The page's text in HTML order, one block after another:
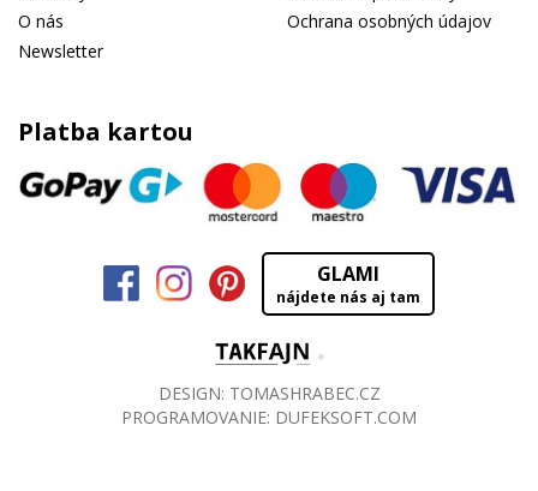
O nás
Ochrana osobných údajov
Newsletter
Platba kartou
GLAMI
nájdete nás aj tam
DESIGN: TOMASHRABEC.CZ
PROGRAMOVANIE: DUFEKSOFT.COM